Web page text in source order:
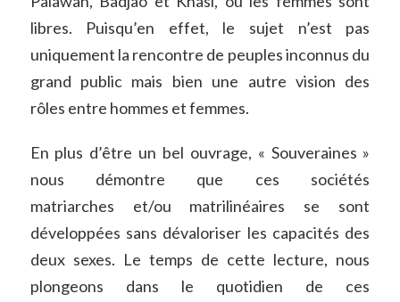
libres. Puisqu’en effet, le sujet n’est pas
uniquement la rencontre de peuples inconnus du
grand public mais bien une autre vision des
rôles entre hommes et femmes.
En plus d’être un bel ouvrage, « Souveraines »
nous démontre que ces sociétés
matriarches et/ou matrilinéaires se sont
développées sans dévaloriser les capacités des
deux sexes. Le temps de cette lecture, nous
plongeons dans le quotidien de ces